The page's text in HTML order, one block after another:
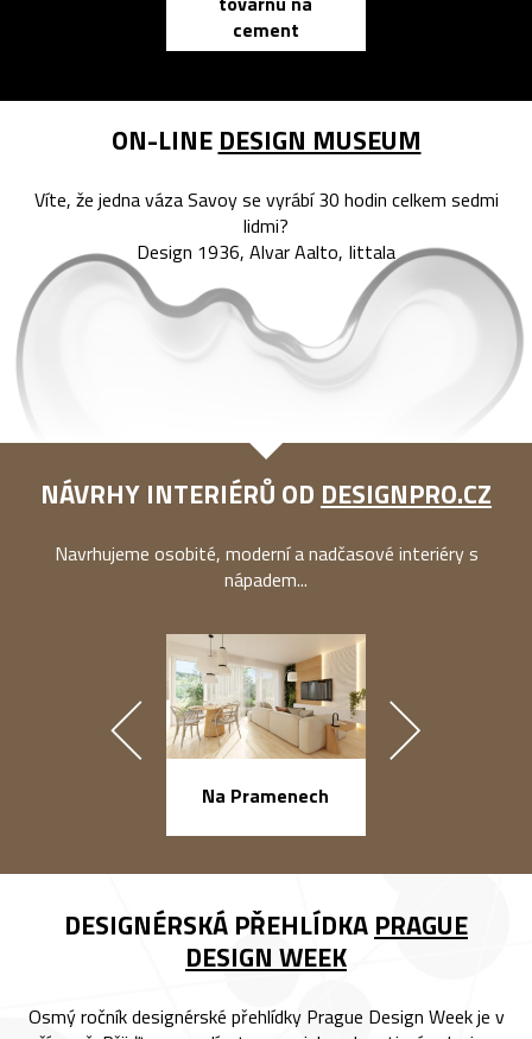
cement
ON-LINE DESIGN MUSEUM
Víte, že jedna váza Savoy se vyrábí 30 hodin celkem sedmi
lidmi?
Design 1936, Alvar Aalto, Iittala
NÁVRHY INTERIÉRŮ OD DESIGNPRO.CZ
Navrhujeme osobité, moderní a nadčasové interiéry s
nápadem...
Na Pramenech
DESIGNÉRSKÁ PŘEHLÍDKA PRAGUE
DESIGN WEEK
Osmý ročník designérské přehlídky Prague Design Week je v